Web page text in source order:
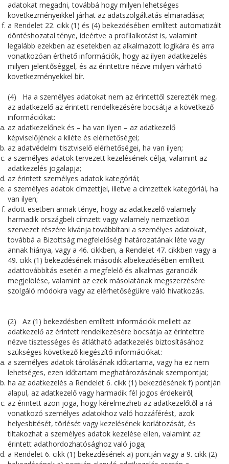
adatokat megadni, továbbá hogy milyen lehetséges
következményeikkel járhat az adatszolgáltatás elmaradása;
a Rendelet 22. cikk (1) és (4) bekezdésében említett automatizált
döntéshozatal ténye, ideértve a profilalkotást is, valamint
legalább ezekben az esetekben az alkalmazott logikára és arra
vonatkozóan érthető információk, hogy az ilyen adatkezelés
milyen jelentőséggel, és az érintettre nézve milyen várható
következményekkel bír.
(4) Ha a személyes adatokat nem az érintettől szerezték meg,
az adatkezelő az érintett rendelkezésére bocsátja a következő
információkat:
az adatkezelőnek és – ha van ilyen – az adatkezelő
képviselőjének a kiléte és elérhetőségei;
az adatvédelmi tisztviselő elérhetőségei, ha van ilyen;
a személyes adatok tervezett kezelésének célja, valamint az
adatkezelés jogalapja;
az érintett személyes adatok kategóriái;
a személyes adatok címzettjei, illetve a címzettek kategóriái, ha
van ilyen;
adott esetben annak ténye, hogy az adatkezelő valamely
harmadik országbeli címzett vagy valamely nemzetközi
szervezet részére kívánja továbbítani a személyes adatokat,
továbbá a Bizottság megfelelőségi határozatának léte vagy
annak hiánya, vagy a 46. cikkben, a Rendelet 47. cikkben vagy a
49. cikk (1) bekezdésének második albekezdésében említett
adattovábbítás esetén a megfelelő és alkalmas garanciák
megjelölése, valamint az ezek másolatának megszerzésére
szolgáló módokra vagy az elérhetőségükre való hivatkozás.
(2) Az (1) bekezdésben említett információk mellett az
adatkezelő az érintett rendelkezésére bocsátja az érintettre
nézve tisztességes és átlátható adatkezelés biztosításához
szükséges következő kiegészítő információkat:
a személyes adatok tárolásának időtartama, vagy ha ez nem
lehetséges, ezen időtartam meghatározásának szempontjai;
ha az adatkezelés a Rendelet 6. cikk (1) bekezdésének f) pontján
alapul, az adatkezelő vagy harmadik fél jogos érdekeiről;
az érintett azon joga, hogy kérelmezheti az adatkezelőtől a rá
vonatkozó személyes adatokhoz való hozzáférést, azok
helyesbítését, törlését vagy kezelésének korlátozását, és
tiltakozhat a személyes adatok kezelése ellen, valamint az
érintett adathordozhatósághoz való joga;
a Rendelet 6. cikk (1) bekezdésének a) pontján vagy a 9. cikk (2)